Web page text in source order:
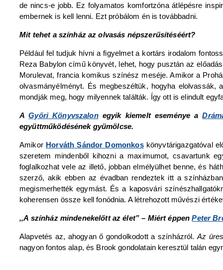
de nincs-e jobb. Ez folyamatos komfortzóna átlépésre
embernek is kell lenni. Ezt próbálom én is továbbadni.
Mit tehet a színház az olvasás népszerűsítéséért?
Például fel tudjuk hívni a figyelmet a kortárs irodalom
Reza Babylon című könyvét, lehet, hogy pusztán az
Morulevat, francia komikus színész meséje. Amikor a
olvasmányélményt. És megbeszéltük, hogyha
mondják meg, hogy milyennek találták. Így ott is elindult
AGyőri Könyvszalonegyik kiemelt eseménye a
együttműködésének gyümölcse.
Amikor Horváth Sándor Domonkoskönyvtárigazgatóval
szeretem mindenből kihozni a maximumot, csavartunk
foglalkozhat vele az illető, jobban elmélyülhet benne, és
szerző, akik ebben az évadban rendeztek itt a
megismerhették egymást. És a kaposvári
koherensen össze kell fonódnia. A létrehozott művészi
,,A színház mindenekelőtt az élet” – Miért éppenPeter
Alapvetés az, ahogyan ő gondolkodott a színházról.Az
nagyon fontos alap, és Brook gondolatain keresztül talán